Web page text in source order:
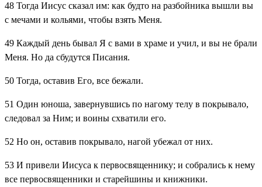
48 Тогда Иисус сказал им: как будто на разбойника вышли вы
с мечами и кольями, чтобы взять Меня.
49 Каждый день бывал Я с вами в храме и учил, и вы не брали
Меня. Но да сбудутся Писания.
50 Тогда, оставив Его, все бежали.
51 Один юноша, завернувшись по нагому телу в покрывало,
следовал за Ним; и воины схватили его.
52 Но он, оставив покрывало, нагой убежал от них.
53 И привели Иисуса к первосвященнику; и собрались к нему
все первосвященники и старейшины и книжники.